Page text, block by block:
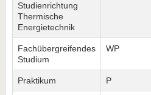
Studienrichtung
Thermische
Energietechnik
Fachübergreifendes
Studium
WP
Praktikum P